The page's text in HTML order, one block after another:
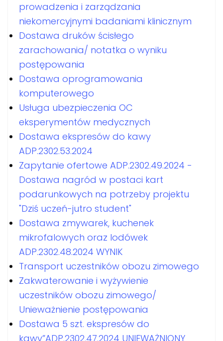
prowadzenia i zarządzania
niekomercyjnymi badaniami klinicznym
Dostawa druków ścisłego
zarachowania/ notatka o wyniku
postępowania
Dostawa oprogramowania
komputerowego
Usługa ubezpieczenia OC
eksperymentów medycznych
Dostawa ekspresów do kawy
ADP.2302.53.2024
Zapytanie ofertowe ADP.2302.49.2024 -
Dostawa nagród w postaci kart
podarunkowych na potrzeby projektu
"Dziś uczeń-jutro student"
Dostawa zmywarek, kuchenek
mikrofalowych oraz lodówek
ADP.2302.48.2024 WYNIK
Transport uczestników obozu zimowego
Zakwaterowanie i wyżywienie
uczestników obozu zimowego/
Unieważnienie postępowania
Dostawa 5 szt. ekspresów do
kawy”ADP.2302.47.2024 UNIEWAŻNIONY